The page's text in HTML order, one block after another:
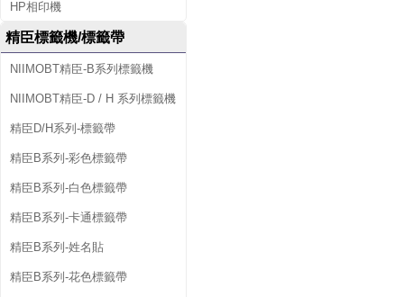
HP相印機
精臣標籤機/標籤帶
NIIMOBT精臣-B系列標籤機
NIIMOBT精臣-D / H 系列標籤機
精臣D/H系列-標籤帶
精臣B系列-彩色標籤帶
精臣B系列-白色標籤帶
精臣B系列-卡通標籤帶
精臣B系列-姓名貼
精臣B系列-花色標籤帶